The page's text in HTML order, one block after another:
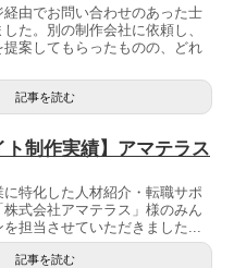
由でお問い合わせのあった士
た。別の制作会社に依頼し、
案してもらったものの、どれ
記事を読む
ト制作実績】アマテラス
特化した人材紹介・転職サポ
式会社アマテラス」様のみん
担当させていただきました...
記事を読む